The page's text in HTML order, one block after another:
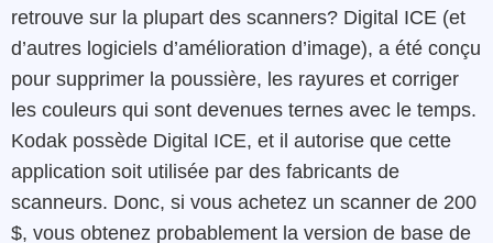
retrouve sur la plupart des scanners? Digital ICE (et
d’autres logiciels d’amélioration d’image), a été conçu
pour supprimer la poussière, les rayures et corriger
les couleurs qui sont devenues ternes avec le temps.
Kodak possède Digital ICE, et il autorise que cette
application soit utilisée par des fabricants de
scanneurs. Donc, si vous achetez un scanner de 200
$, vous obtenez probablement la version de base de